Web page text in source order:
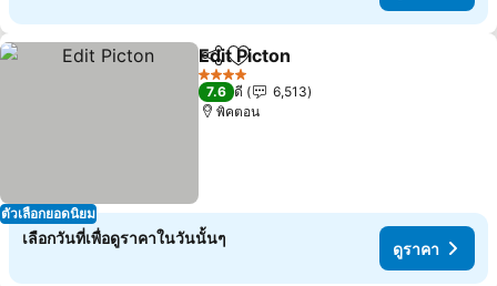
ตัวเลือกยอดนิยม
แชร์ เพิ่มในรายการโปรด
Edit Picton
4 ดาว
7.6 ดี
6,513
พิคตอน
เลือกวันที่เพื่อดูราคาในวันนั้นๆ
ดูราคา